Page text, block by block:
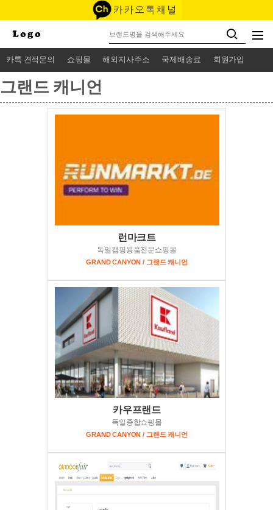
카톡 견적문의 쇼핑몰 해외지사주소 국제배송료 회원가입
그랜드 캐니언
런마크트
독일캠핑용품전문쇼핑몰
GRAND CANYON / 그랜드 캐니언
카우프랜드
독일종합쇼핑몰
GRAND CANYON / 그랜드 캐니언